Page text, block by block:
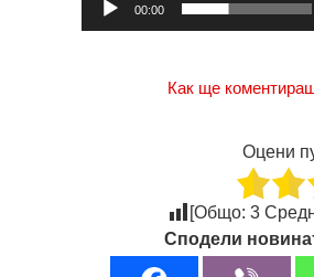
00:00
Как ще
Оцени
[Общо: 3
Сподели